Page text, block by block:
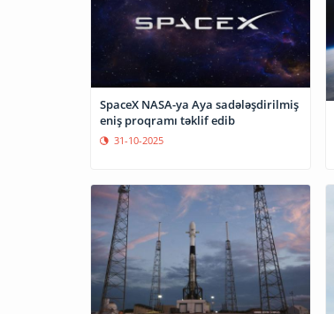
SpaceX NASA-ya Aya sadələşdirilmiş
eniş proqramı təklif edib
31-10-2025